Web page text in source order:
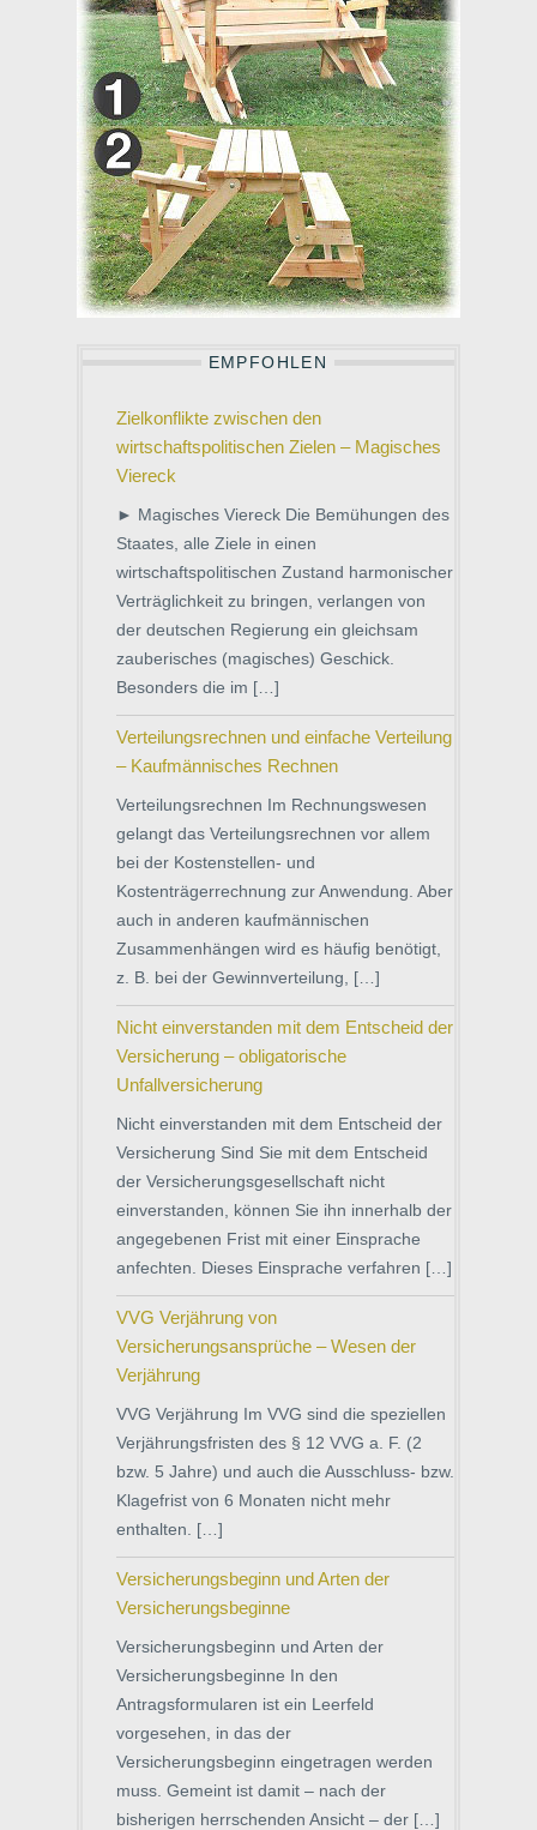
EMPFOHLEN
Zielkonflikte zwischen den
wirtschaftspolitischen Zielen – Magisches
Viereck
► Magisches Viereck Die Bemühungen des
Staates, alle Ziele in einen
wirtschaftspolitischen Zustand harmonischer
Verträglichkeit zu bringen, verlangen von
der deutschen Regierung ein gleichsam
zauberisches (magisches) Geschick.
Besonders die im […]
Verteilungsrechnen und einfache Verteilung
– Kaufmännisches Rechnen
Verteilungsrechnen Im Rechnungswesen
gelangt das Verteilungsrechnen vor allem
bei der Kostenstellen- und
Kostenträgerrechnung zur Anwendung. Aber
auch in anderen kaufmännischen
Zusammenhängen wird es häufig benötigt,
z. B. bei der Gewinnverteilung, […]
Nicht einverstanden mit dem Entscheid der
Versicherung – obligatorische
Unfallversicherung
Nicht einverstanden mit dem Entscheid der
Versicherung Sind Sie mit dem Entscheid
der Versicherungsgesellschaft nicht
einverstanden, können Sie ihn innerhalb der
angegebenen Frist mit einer Einsprache
anfechten. Dieses Einsprache verfahren […]
VVG Verjährung von
Versicherungsansprüche – Wesen der
Verjährung
VVG Verjährung Im VVG sind die speziellen
Verjährungsfristen des § 12 VVG a. F. (2
bzw. 5 Jahre) und auch die Ausschluss- bzw.
Klagefrist von 6 Monaten nicht mehr
enthalten. […]
Versicherungsbeginn und Arten der
Versicherungsbeginne
Versicherungsbeginn und Arten der
Versicherungsbeginne In den
Antragsformularen ist ein Leerfeld
vorgesehen, in das der
Versicherungsbeginn eingetragen werden
muss. Gemeint ist damit – nach der
bisherigen herrschenden Ansicht – der […]